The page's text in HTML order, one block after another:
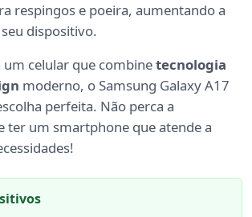
respingos e poeira, aumentando a
dispositivo.
um celular que combinetecnologia
moderno, o Samsung Galaxy A17
perfeita. Não perca a
ter um smartphone que atende a